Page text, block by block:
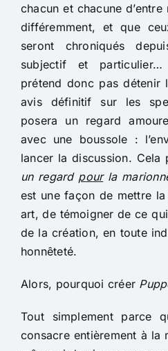
chacun et chacune
différemment, et que
seront chroniqués
subjectif et particulier…
prétend donc pas détenir
avis définitif sur les
posera un regard
avec une boussole :
lancer la discussion. Cela
un regard pourla
est une façon de mettre la
art, de témoigner de ce
de la création, en toute
honnêteté.
Alors, pourquoi créer
Tout simplement parce
consacre entièrement à la